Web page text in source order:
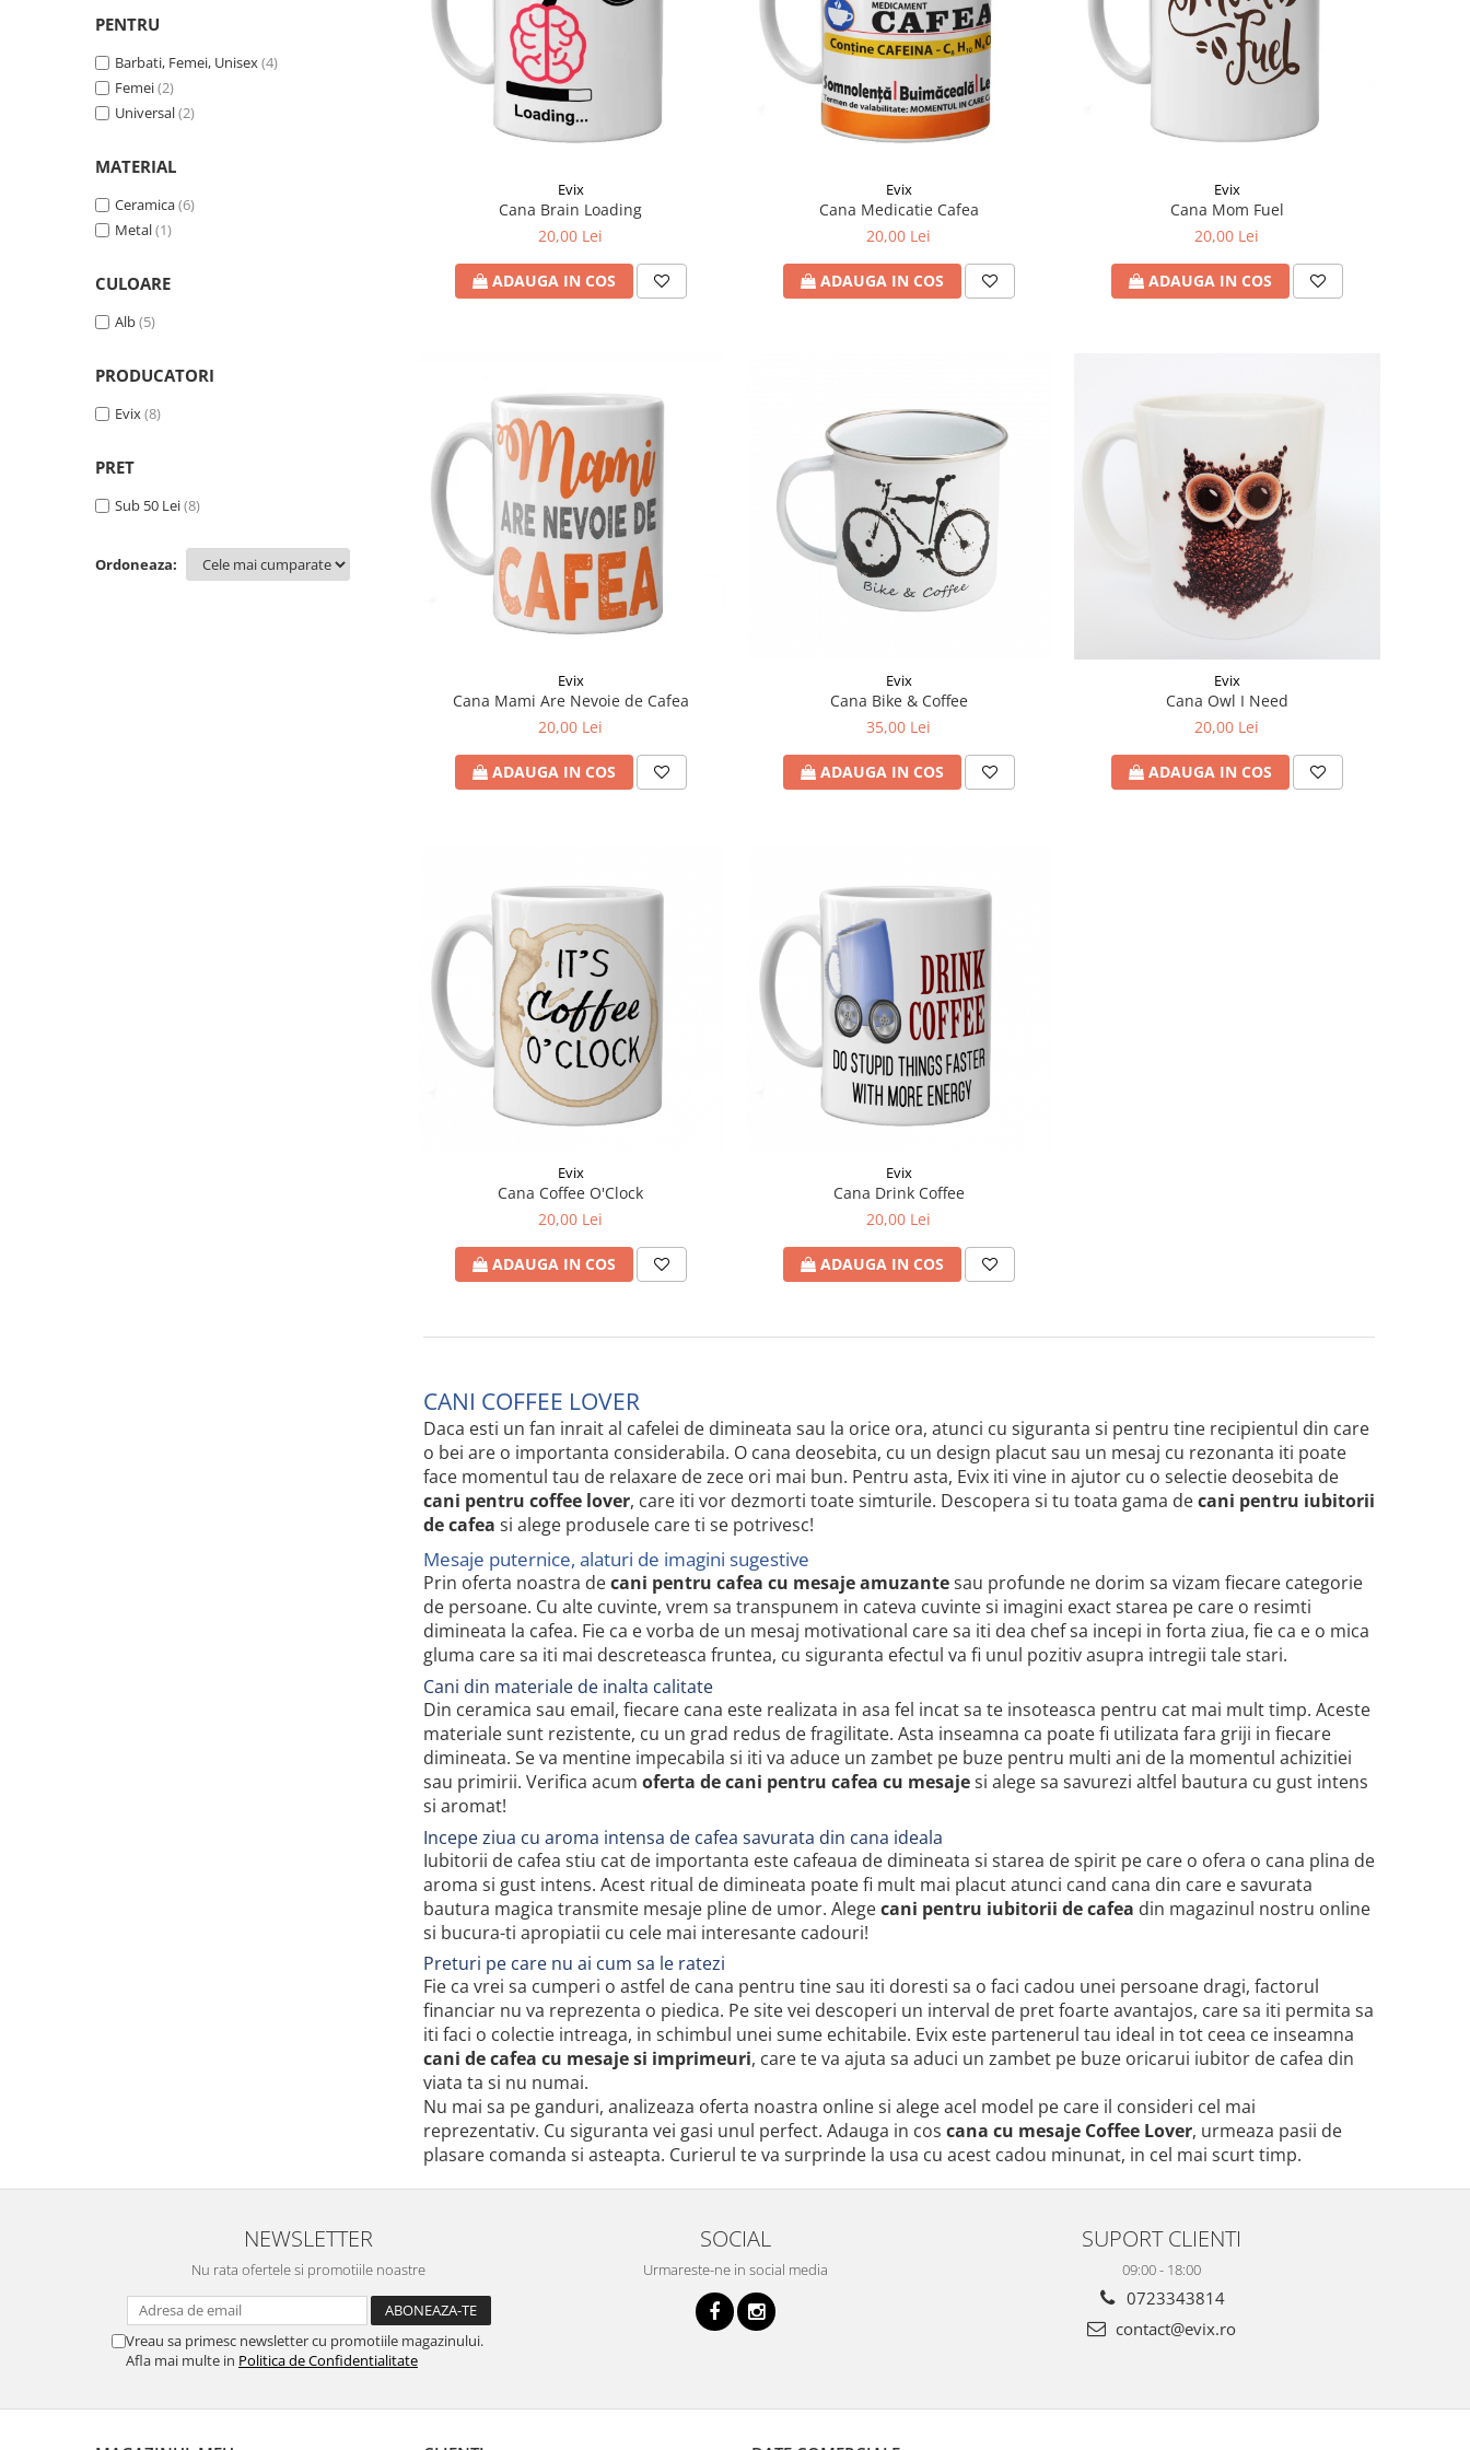
PENTRU
Barbati, Femei, Unisex(4)
Femei(2)
Universal(2)
MATERIAL
Ceramica(6)
Metal(1)
CULOARE
Alb(5)
PRODUCATORI
Evix(8)
PRET
Sub 50 Lei(8)
Ordoneaza:
Evix
Cana Brain Loading
20,00 Lei
ADAUGA IN COS
Evix
Cana Medicatie Cafea
20,00 Lei
ADAUGA IN COS
Evix
Cana Mom Fuel
20,00 Lei
ADAUGA IN COS
Evix
Cana Mami Are Nevoie de Cafea
20,00 Lei
ADAUGA IN COS
Evix
Cana Bike & Coffee
35,00 Lei
ADAUGA IN COS
Evix
Cana Owl I Need
20,00 Lei
ADAUGA IN COS
Evix
Cana Coffee O'Clock
20,00 Lei
ADAUGA IN COS
Evix
Cana Drink Coffee
20,00 Lei
ADAUGA IN COS
CANI COFFEE LOVER
Daca esti un fan inrait al cafelei de dimineata sau la orice ora, atunci cu siguranta si pentru tine recipientul din care
o bei are o importanta considerabila. O cana deosebita, cu un design placut sau un mesaj cu rezonanta iti poate
face momentul tau de relaxare de zece ori mai bun. Pentru asta, Evix iti vine in ajutor cu o selectie deosebita de
cani pentru coffee lover, care iti vor dezmorti toate simturile. Descopera si tu toata gama decani pentru iubitorii
de cafea si alege produsele care ti se potrivesc!
Mesaje puternice, alaturi de imagini sugestive
Prin oferta noastra decani pentru cafea cu mesaje amuzantesau profunde ne dorim sa vizam fiecare categorie
de persoane. Cu alte cuvinte, vrem sa transpunem in cateva cuvinte si imagini exact starea pe care o resimti
dimineata la cafea. Fie ca e vorba de un mesaj motivational care sa iti dea chef sa incepi in forta ziua, fie ca e o mica
gluma care sa iti mai descreteasca fruntea, cu siguranta efectul va fi unul pozitiv asupra intregii tale stari.
Cani din materiale de inalta calitate
Din ceramica sau email, fiecare cana este realizata in asa fel incat sa te insoteasca pentru cat mai mult timp. Aceste
materiale sunt rezistente, cu un grad redus de fragilitate. Asta inseamna ca poate fi utilizata fara griji in fiecare
dimineata. Se va mentine impecabila si iti va aduce un zambet pe buze pentru multi ani de la momentul achizitiei
sau primirii. Verifica acum oferta de cani pentru cafea cu mesajesi alege sa savurezi altfel bautura cu gust intens
si aromat!
Incepe ziua cu aroma intensa de cafea savurata din cana ideala
Iubitorii de cafea stiu cat de importanta este cafeaua de dimineata si starea de spirit pe care o ofera o cana plina de
aroma si gust intens. Acest ritual de dimineata poate fi mult mai placut atunci cand cana din care e savurata
bautura magica transmite mesaje pline de umor. Alegecani pentru iubitorii de cafea din magazinul nostru online
si bucura-ti apropiatii cu cele mai interesante cadouri!
Preturi pe care nu ai cum sa le ratezi
Fie ca vrei sa cumperi o astfel de cana pentru tine sau iti doresti sa o faci cadou unei persoane dragi, factorul
financiar nu va reprezenta o piedica. Pe site vei descoperi un interval de pret foarte avantajos, care sa iti permita sa
iti faci o colectie intreaga, in schimbul unei sume echitabile. Evix este partenerul tau ideal in tot ceea ce inseamna
cani de cafea cu mesaje si imprimeuri, care te va ajuta sa aduci un zambet pe buze oricarui iubitor de cafea din
viata ta si nu numai.
Nu mai sa pe ganduri, analizeaza oferta noastra online si alege acel model pe care il consideri cel mai
reprezentativ. Cu siguranta vei gasi unul perfect. Adauga in cos cana cu mesaje Coffee Lover, urmeaza pasii de
plasare comanda si asteapta. Curierul te va surprinde la usa cu acest cadou minunat, in cel mai scurt timp.
NEWSLETTER
Nu rata ofertele si promotiile noastre
Vreau sa primesc newsletter cu promotiile magazinului.
Afla mai multe in Politica de Confidentialitate
SOCIAL
Urmareste-ne in social media
SUPORT CLIENTI
09:00 - 18:00
0723343814
contact@evix.ro